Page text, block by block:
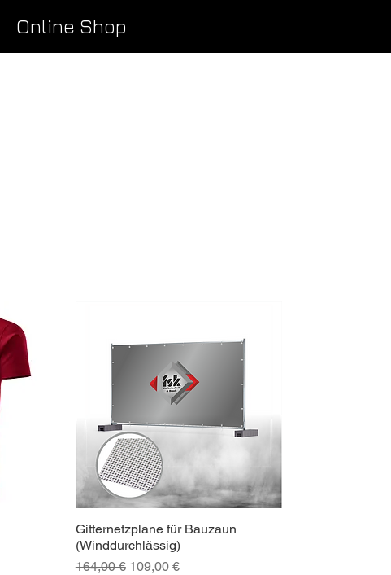
Online Shop
Schnellansicht
Gitternetzplane für Bauzaun
(Winddurchlässig)
Standardpreis
164,00 € Sale-Preis
109,00 €